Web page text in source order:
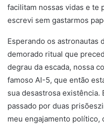
facilitam nossas vidas e te
escrevi sem gastarmos
Esperando os astronautas
demorado ritual que
degrau da escada, nossa
famoso AI-5, que então
sua desastrosa existência.
passado por duas
meu engajamento político,